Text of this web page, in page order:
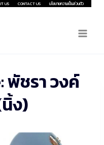
US CONTACT US นโยบายความเป็นส่วนตัว
พัชรา วงค์
ง)